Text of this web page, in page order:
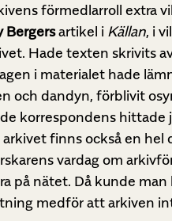
förmedlarroll extra
Bergersartikel i Källan, i
Hade texten skrivits
i materialet hade
och dandyn, förblivit
korrespondens hittade
finns också en hel
vardag om
på nätet. Då kunde
medför att arkiven